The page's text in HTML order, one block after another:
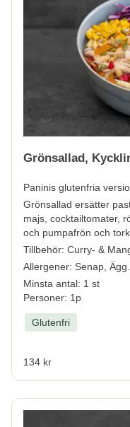
Grönsallad,
Paninis glutenfria
Grönsallad ersätter
majs, cocktailtomater,
och pumpafrön och
Tillbehör: Curry- &
Allergener: Senap, Ägg.
Minsta antal: 1 st
Personer: 1p
Glutenfri
134 kr